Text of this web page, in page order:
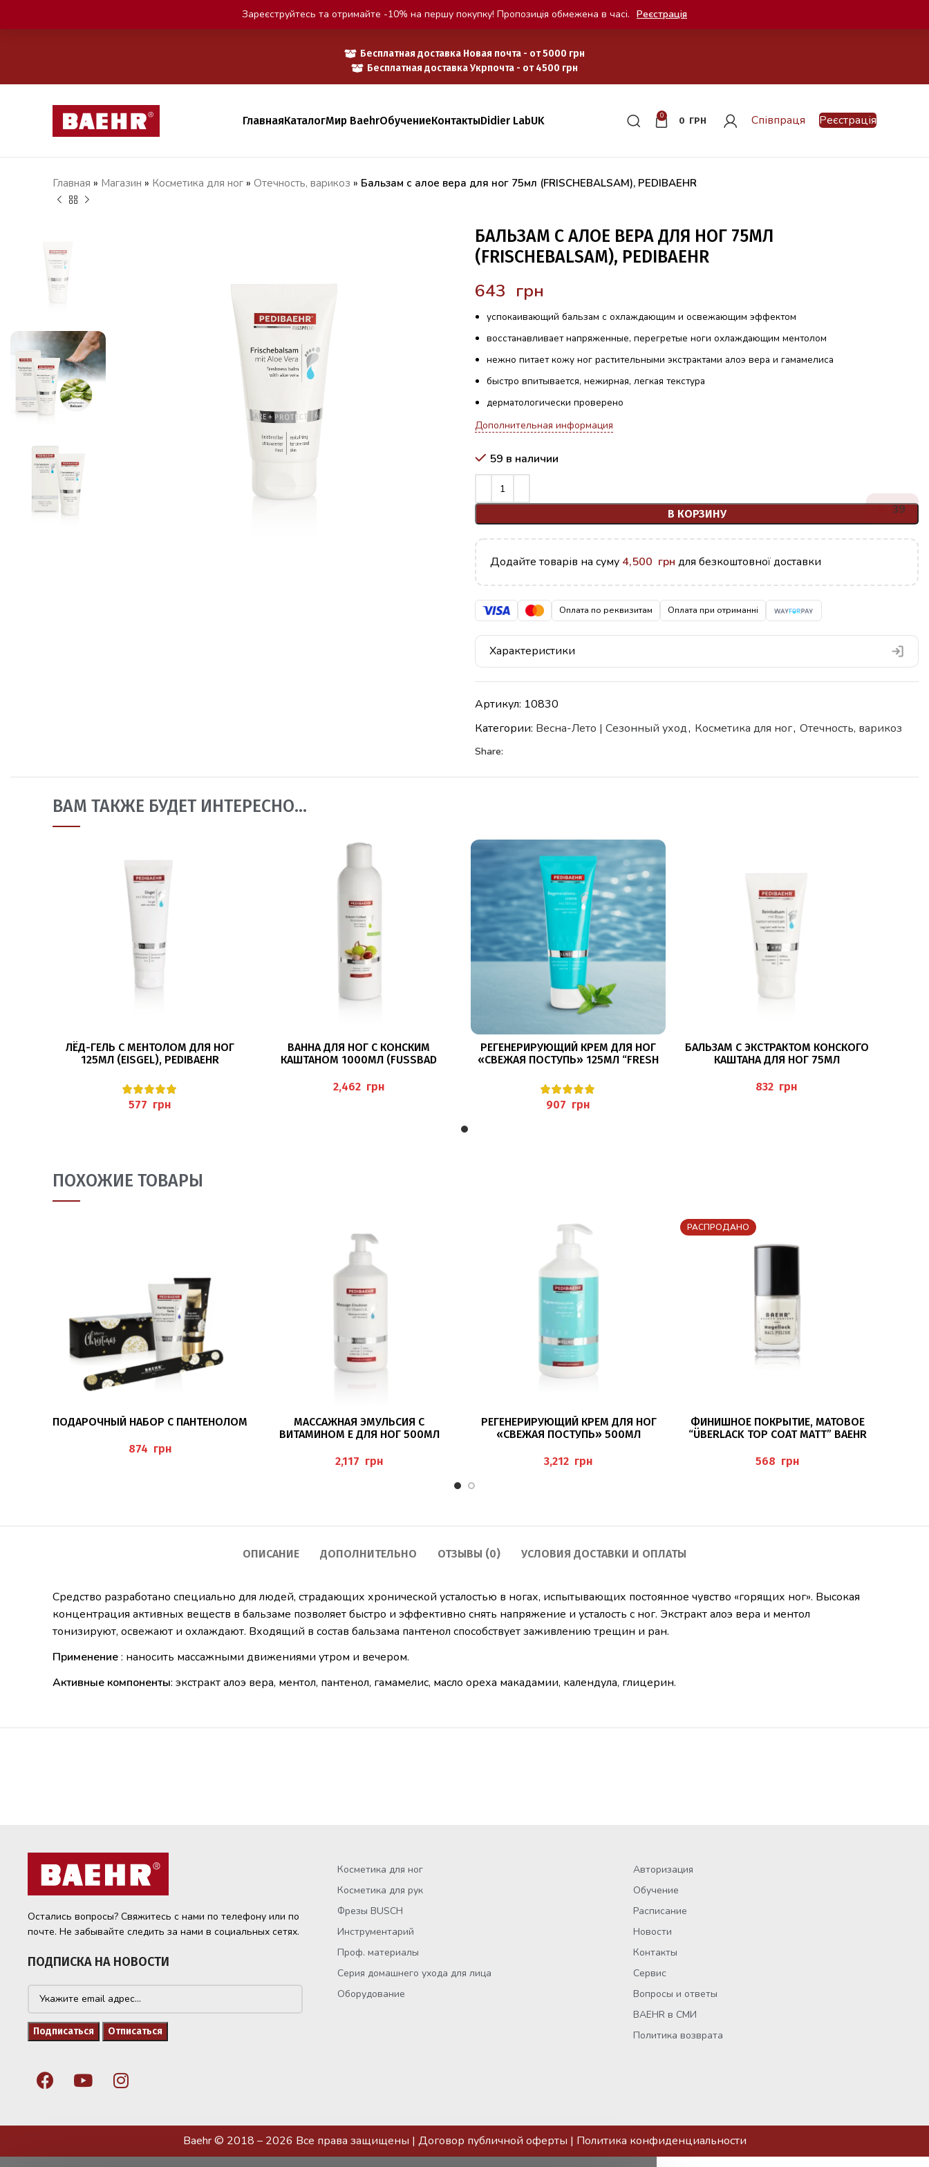
Бесплатная доставка Новая почта - от 5000 грн
Бесплатная доставка Укрпочта - от 4500 грн
ГлавнаяКаталогМир BaehrОбучениеКонтактыDidier LabUK 0
0 ГРН Співпраця Реєстрація
Главная » Магазин » Косметика для ног » Отечность, варикоз » Бальзам с алое вера для ног 75мл (FRISCHEBALSAM), PEDIBAEHR
БАЛЬЗАМ С АЛОЕ ВЕРА ДЛЯ НОГ 75МЛ
(FRISCHEBALSAM), PEDIBAEHR
грн
успокаивающий бальзам с охлаждающим и освежающим эффектом
восстанавливает напряженные, перегретые ноги охлаждающим ментолом
нежно питает кожу ног растительными экстрактами алоэ вера и гамамелиса
быстро впитывается, нежирная, легкая текстура
дерматологически проверено
Дополнительная информация
59 в наличии
В КОРЗИНУ 39
Додайте товарів на суму 4,500 грн для безкоштовної доставки
Оплата по реквизитам Оплата при отриманні
Характеристики
Артикул: 10830
Категории: Весна-Лето | Сезонный уход, Косметика для ног, Отечность, варикоз
Share:
ВАМ ТАКЖЕ БУДЕТ ИНТЕРЕСНО…
В КОРЗИНУ
ЛЁД-ГЕЛЬ С МЕНТОЛОМ ДЛЯ НОГ
125МЛ (EISGEL), PEDIBAEHR
грн
В КОРЗИНУ
ВАННА ДЛЯ НОГ С КОНСКИМ
КАШТАНОМ 1000МЛ (FUSSBAD R
грн
В КОРЗИНУ
РЕГЕНЕРИРУЮЩИЙ КРЕМ ДЛЯ НОГ
«СВЕЖАЯ ПОСТУПЬ» 125МЛ “FRESH
PEDIBAEHR
грн
В КОРЗИНУ
БАЛЬЗАМ С ЭКСТРАКТОМ КОНСКОГО
КАШТАНА ДЛЯ НОГ 75МЛ
грн
ПОХОЖИЕ ТОВАРЫ
В КОРЗИНУ
ПОДАРОЧНЫЙ НАБОР С ПАНТЕНОЛОМ
грн
В КОРЗИНУ
МАССАЖНАЯ ЭМУЛЬСИЯ С
ВИТАМИНОМ Е ДЛЯ НОГ 500МЛ
грн
В КОРЗИНУ
РЕГЕНЕРИРУЮЩИЙ КРЕМ ДЛЯ НОГ
«СВЕЖАЯ ПОСТУПЬ» 500МЛ
грн
РАСПРОДАНО
ПОДРОБНЕЕ
ФИНИШНОЕ ПОКРЫТИЕ, МАТОВОЕ
“ÜBERLACK TOP COAT MATT” BAEHR
грн
ОПИСАНИЕ ДОПОЛНИТЕЛЬНО ОТЗЫВЫ (0) УСЛОВИЯ ДОСТАВКИ И ОПЛАТЫ
Средство разработано специально для людей, страдающих хронической усталостью в ногах, испытывающих постоянное чувство «горящих ног». Высокая
концентрация активных веществ в бальзаме позволяет быстро и эффективно снять напряжение и усталость с ног. Экстракт алоэ вера и ментол
тонизируют, освежают и охлаждают. Входящий в состав бальзама пантенол способствует заживлению трещин и ран.
Применение: наносить массажными движениями утром и вечером.
Активные компоненты: экстракт алоэ вера, ментол, пантенол, гамамелис, масло ореха макадамии, календула, глицерин.
Остались вопросы? Свяжитесь с нами по телефону или по
почте. Не забывайте следить за нами в социальных сетях.
ПОДПИСКА НА НОВОСТИ
Косметика для ног
Косметика для рук
Фрезы BUSCH
Инструментарий
Проф. материалы
Серия домашнего ухода для лица
Оборудование
Авторизация
Обучение
Расписание
Новости
Контакты
Сервис
Вопросы и ответы
BAEHR в СМИ
Политика возврата
Baehr © 2018 – 2026 Все права защищены | Договор публичной оферты | Политика конфиденциальности
Зареєструйтесь та отримайте -10% на першу покупку! Пропозиція обмежена в часі. Реєстрація